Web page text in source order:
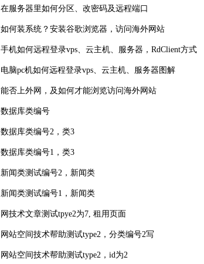
在服务器里如何分区、改密码及远程端口
如何装系统？安装谷歌浏览器，访问海外网站
手机如何远程登录vps、云主机、服务器，RdClient方式
电脑pc机如何远程登录vps、云主机、服务器图解
能否上外网，及如何才能浏览访问海外网站
数据库类编号
数据库类编号2，类3
数据库类编号1，类3
新闻类测试编号2，新闻类
新闻类测试编号1，新闻类
网技术文章测试tpye2为7, 租用页面
网站空间技术帮助测试type2，分类编号2写
网站空间技术帮助测试type2，id为2